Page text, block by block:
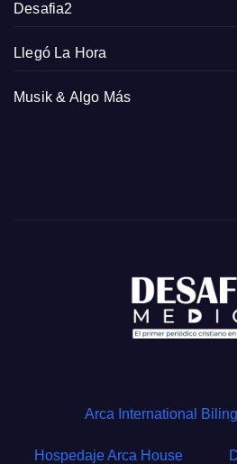
Desafia2
Llegó La Hora
Musik & Algo Más
Arca International
Hospedaje Arca House